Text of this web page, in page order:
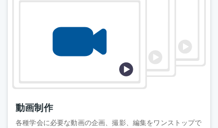
動画制作
各種学会に必要な動画の企画、撮影、編集をワンストップで